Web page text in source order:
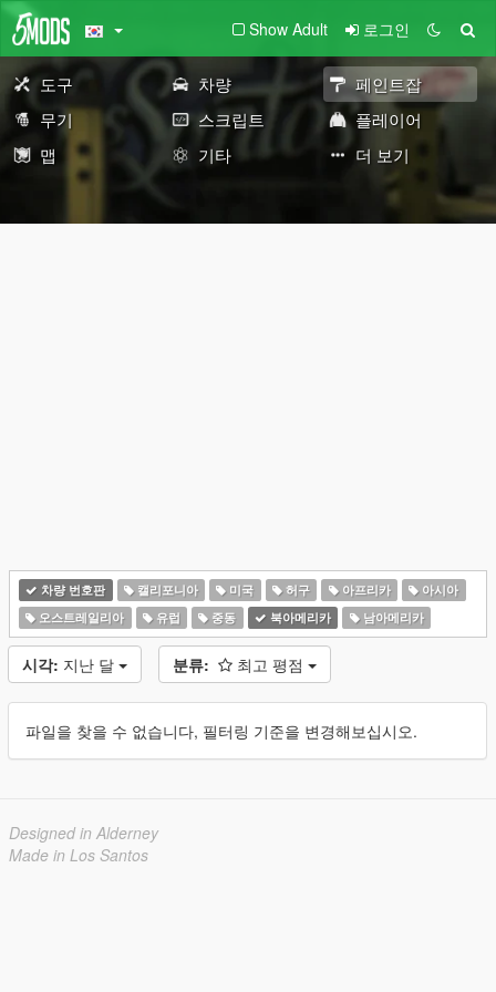
Show Adult 로그인
도구 차량
페인트잡
무기
스크립트
플레이어
맵
기타 더 보기
차량 번호판 캘리포니아 미국 허구 아프리카
아시아
오스트레일리아
유럽 중동 북아메리카 남아메리카
시각: 지난 달 분류: 최고 평점
파일을 찾을 수 없습니다, 필터링 기준을 변경해보십시오.
Designed in Alderney
Made in Los Santos